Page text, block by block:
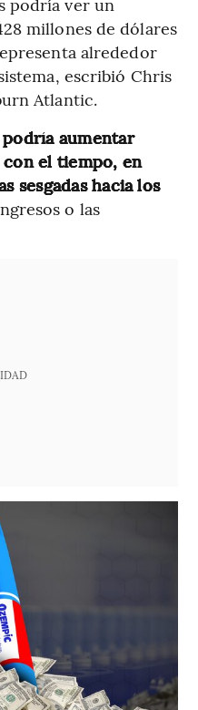
millones de dólares
alrededor
escribió Chris
Atlantic.
aumentar
con el tiempo, en
sesgadas hacia los
o las